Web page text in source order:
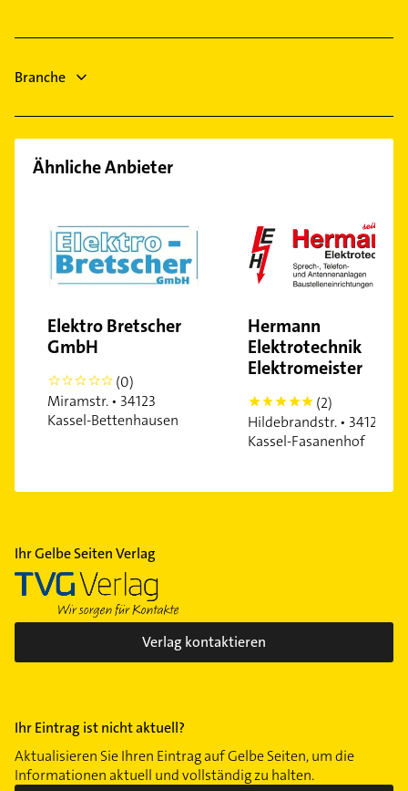
Branche
Ähnliche Anbieter
Elektro Bretscher
GmbH
0
(0)
Miramstr. • 34123
Kassel-Bettenhausen
Hermann
Elektrotechnik
Elektromeister
5
(2)
Hildebrandstr. • 34125
Kassel-Fasanenhof
Ihr Gelbe Seiten Verlag
Verlag kontaktieren
Ihr Eintrag ist nicht aktuell?
Aktualisieren Sie Ihren Eintrag auf Gelbe Seiten, um die
Informationen aktuell und vollständig zu halten.